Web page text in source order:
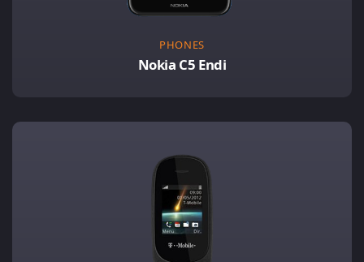
PHONES
Nokia C5 Endi